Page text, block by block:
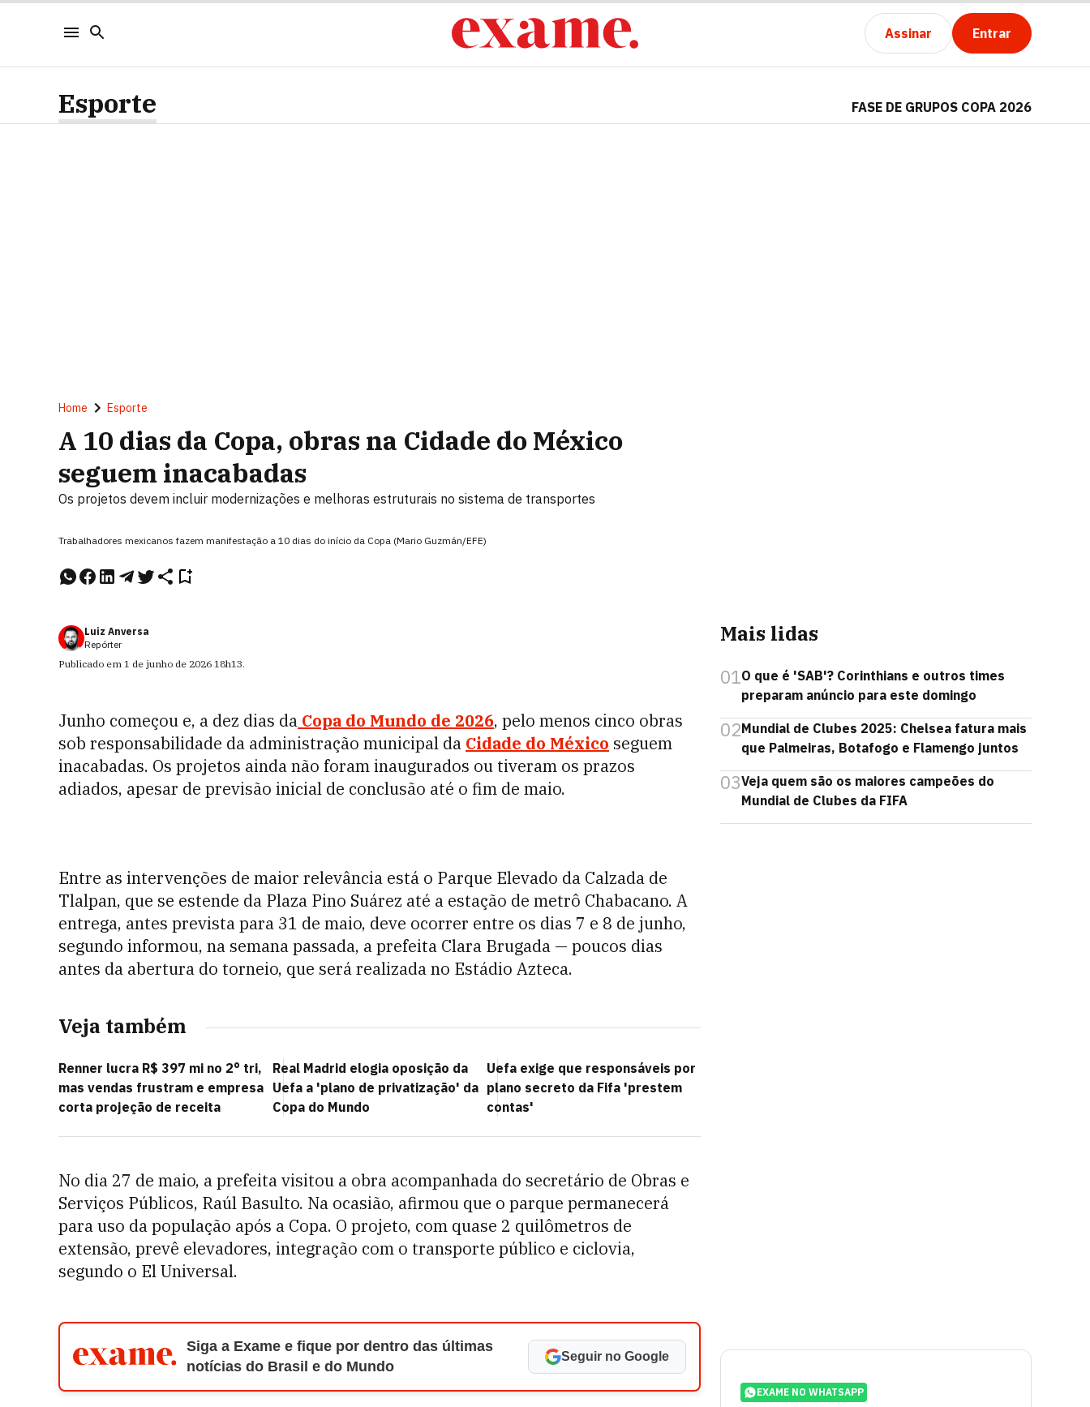
Assinar Entrar
Esporte FASE DE GRUPOS COPA 2026
Home Esporte
A 10 dias da Copa, obras na Cidade do México
seguem inacabadas
Os projetos devem incluir modernizações e melhoras estruturais no sistema de transportes
Trabalhadores mexicanos fazem manifestação a 10 dias do início da Copa (Mario Guzmán/EFE)
Luiz Anversa
Repórter
Publicado em 1 de junho de 2026 18h13.
Junho começou e, a dez dias da Copa do Mundo de 2026, pelo menos cinco obras
sob responsabilidade da administração municipal da Cidade do México seguem
inacabadas. Os projetos ainda não foram inaugurados ou tiveram os prazos
adiados, apesar de previsão inicial de conclusão até o fim de maio.
Entre as intervenções de maior relevância está o Parque Elevado da Calzada de
Tlalpan, que se estende da Plaza Pino Suárez até a estação de metrô Chabacano. A
entrega, antes prevista para 31 de maio, deve ocorrer entre os dias 7 e 8 de junho,
segundo informou, na semana passada, a prefeita Clara Brugada — poucos dias
antes da abertura do torneio, que será realizada no Estádio Azteca.
Veja também
Renner lucra R$ 397 mi no 2° tri,
mas vendas frustram e empresa
corta projeção de receita
Real Madrid elogia oposição da
Uefa a 'plano de privatização' da
Copa do Mundo
Uefa exige que responsáveis por
plano secreto da Fifa 'prestem
contas'
No dia 27 de maio, a prefeita visitou a obra acompanhada do secretário de Obras e
Serviços Públicos, Raúl Basulto. Na ocasião, afirmou que o parque permanecerá
para uso da população após a Copa. O projeto, com quase 2 quilômetros de
extensão, prevê elevadores, integração com o transporte público e ciclovia,
segundo o El Universal.
Siga a Exame e fique por dentro das últimas
notícias do Brasil e do Mundo
Seguir no Google
Mais lidas
01O que é 'SAB'? Corinthians e outros times
preparam anúncio para este domingo
02Mundial de Clubes 2025: Chelsea fatura mais
que Palmeiras, Botafogo e Flamengo juntos
03Veja quem são os maiores campeões do
Mundial de Clubes da FIFA
EXAME NO WHATSAPP